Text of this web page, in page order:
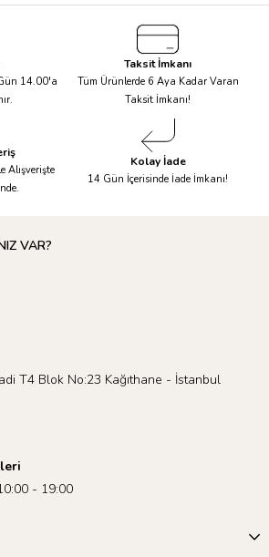
14.00'a
Taksit İmkanı
Tüm Ürünlerde 6 Aya Kadar Varan
Taksit İmkanı!
Alışverişte
Kolay İade
14 Gün İçerisinde İade İmkanı!
VAR?
T4 Blok No:23 Kağıthane - İstanbul
- 19:00